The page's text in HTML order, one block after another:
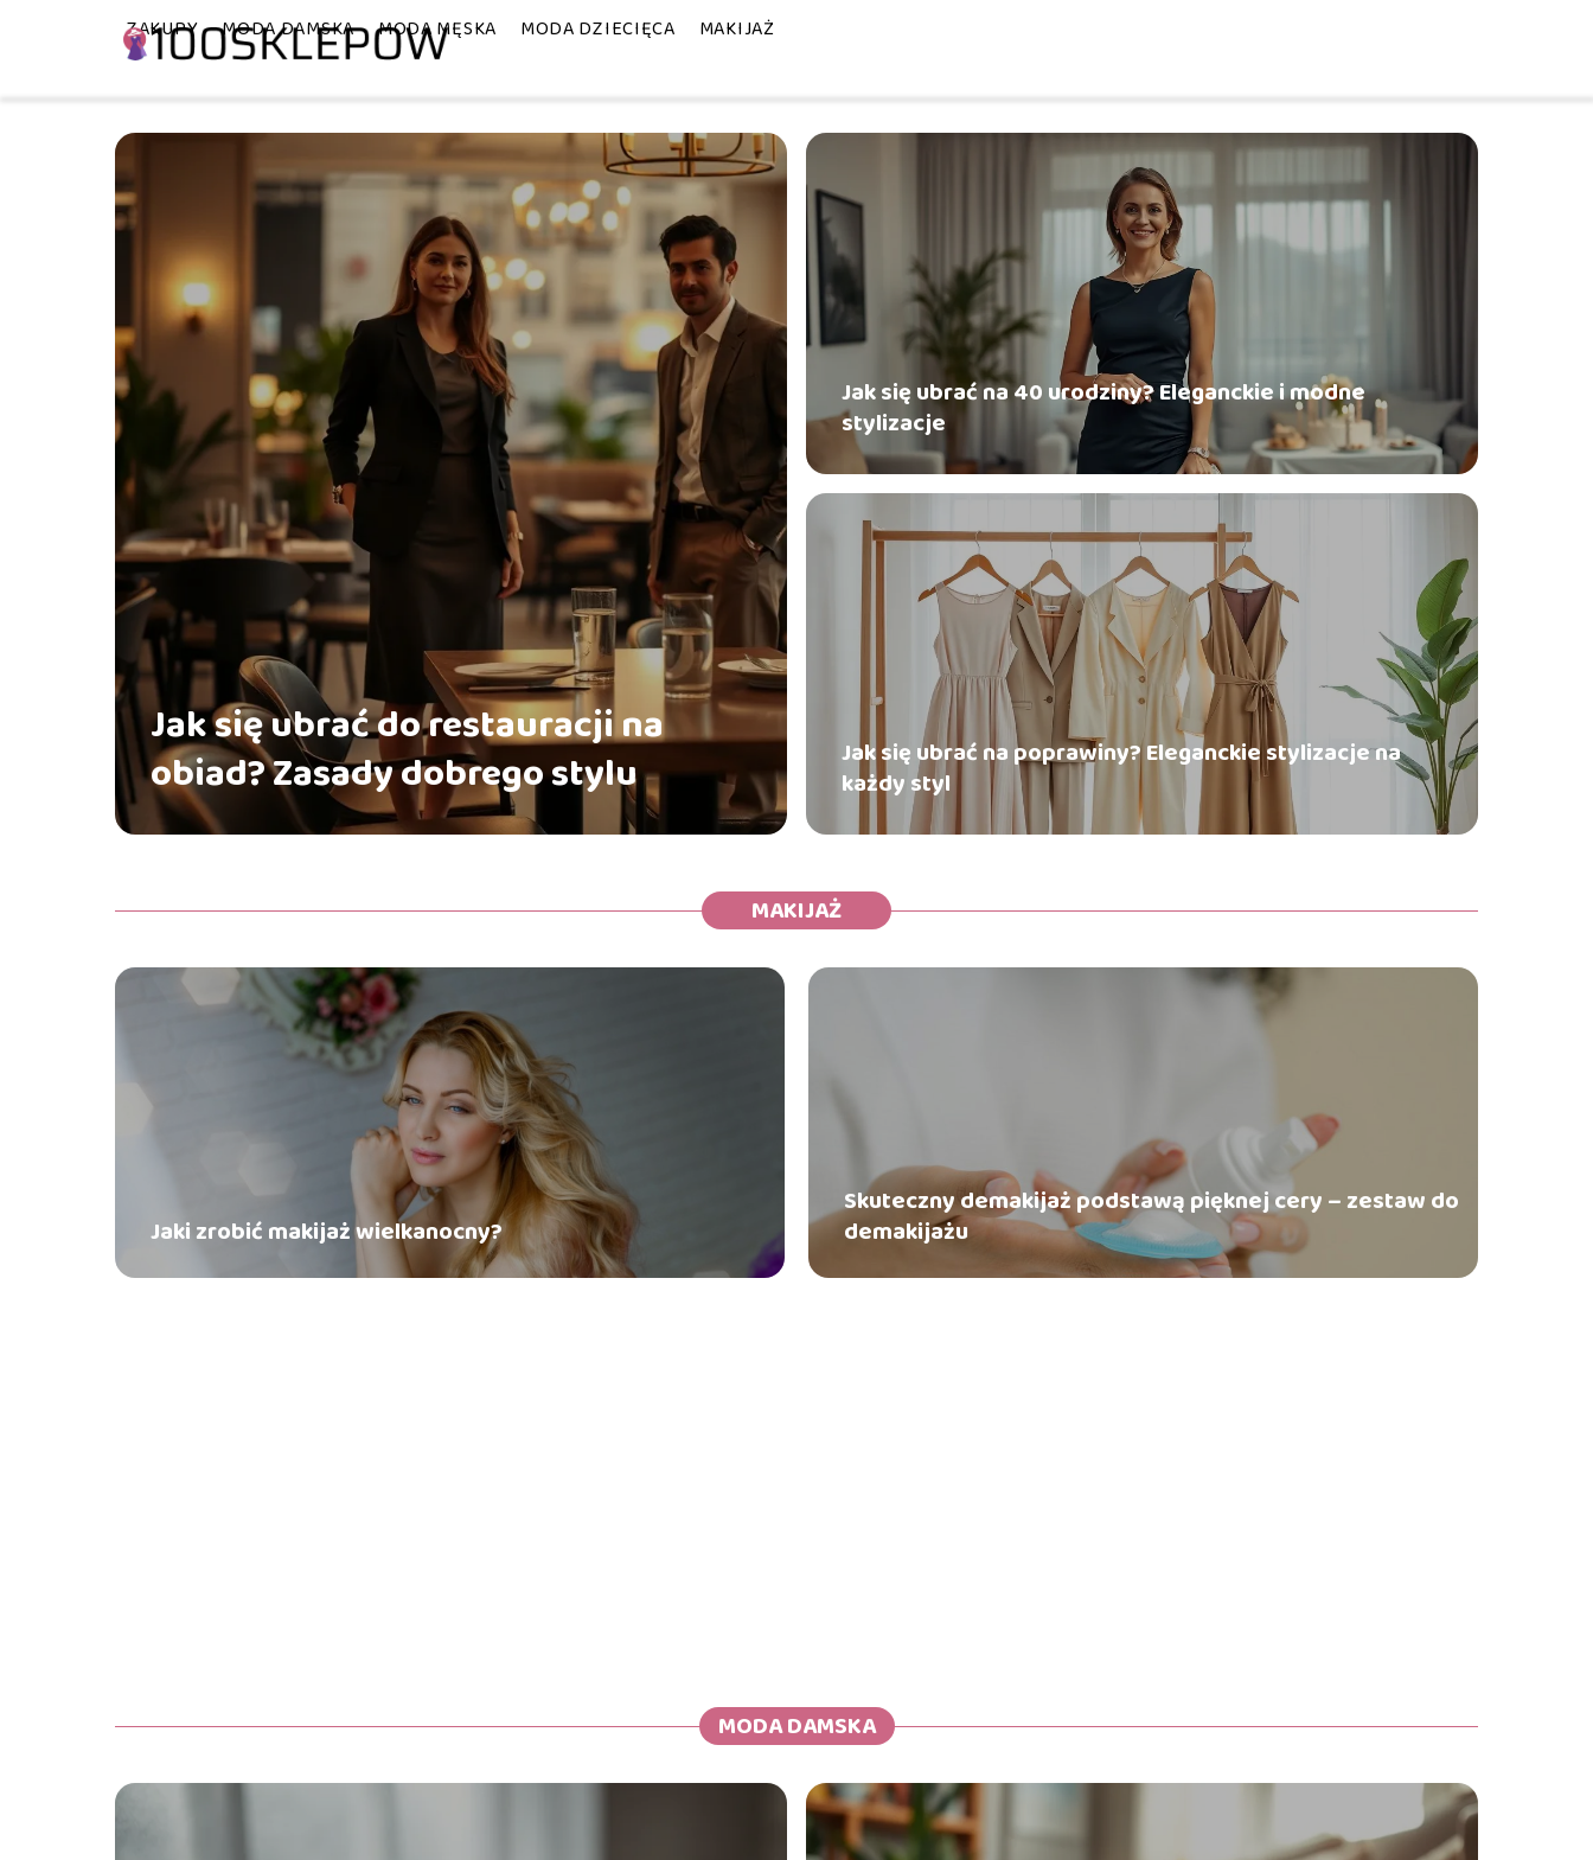
ZAKUPY MODA DAMSKA MODA MĘSKA MODA DZIECIĘCA MAKIJAŻ
Jak się ubrać do restauracji na
obiad? Zasady dobrego stylu
Jak się ubrać na 40 urodziny? Eleganckie i modne
stylizacje
Jak się ubrać na poprawiny? Eleganckie stylizacje na
każdy styl
MAKIJAŻ
Jaki zrobić makijaż wielkanocny?
Skuteczny demakijaż podstawą pięknej cery – zestaw do
demakijażu
MODA DAMSKA